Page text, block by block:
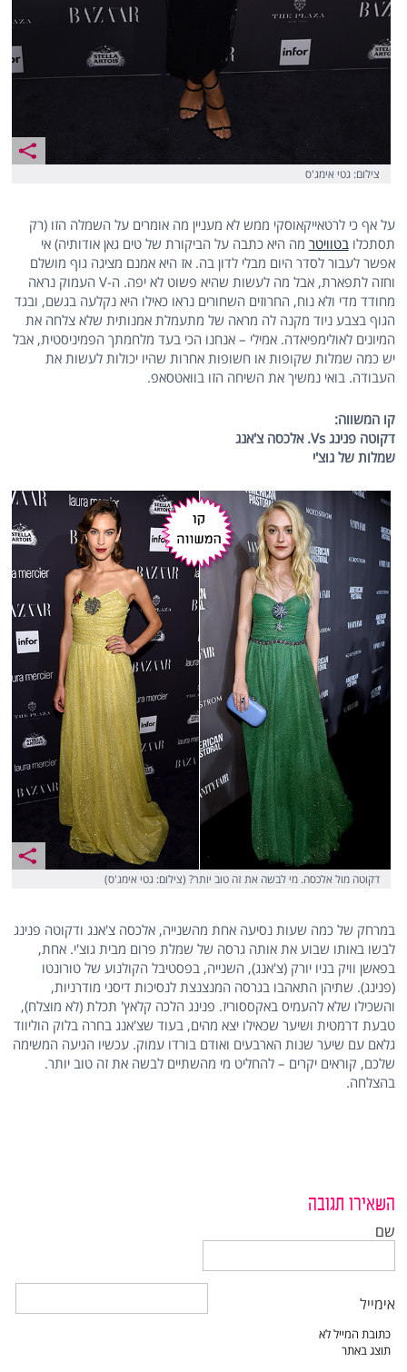
צילום: גטי אימג'ס
על אף כי לרטאייקאוסקי ממש לא מעניין מה אומרים על השמלה הזו (רק
תסתכלובטוויטר מה היא כתבה על הביקורת של טים גאן אודותיה) אי
אפשר לעבור לסדר היום מבלי לדון בה. אז היא אמנם מציגה גוף מושלם
וחזה לתפארת, אבל מה לעשות שהיא פשוט לא יפה. ה-V העמוק נראה
מחודד מדי ולא נוח, החרוזים השחורים נראו כאילו היא נקלעה בגשם, ובגד
הגוף בצבע ניוד מקנה לה מראה של מתעמלת אמנותית שלא צלחה את
המיונים לאולימפיאדה. אמילי – אנחנו הכי בעד מלחמתך הפמיניסטית, אבל
יש כמה שמלות שקופות או חשופות אחרות שהיו יכולות לעשות את
העבודה. בואי נמשיך את השיחה הזו בוואטסאפ.
קו המשווה:
דקוטה פנינגVs. אלכסה צ'אנג
שמלות של גוצ'י
דקוטה מול אלכסה. מי לבשה את זה טוב יותר? (צילום: גטי אימג'ס)
במרחק של כמה שעות נסיעה אחת מהשנייה, אלכסה צ'אנג ודקוטה פנינג
לבשו באותו שבוע את אותה גרסה של שמלת פרום מבית גוצ'י. אחת,
בפאשן וויק בניו יורק (צ'אנג), השנייה, בפסטיבל הקולנוע של טורונטו
(פנינג). שתיהן התאהבו בגרסה המנצנצת לנסיכות דיסני מודרניות,
והשכילו שלא להעמיס באקססוריז. פנינג הלכה קלאץ' תכלת (לא מוצלח),
טבעת דרמטית ושיער שכאילו יצא מהים, בעוד שצ'אנג בחרה בלוק הוליווד
גלאם עם שיער שנות הארבעים ואודם בורדו עמוק. עכשיו הגיעה המשימה
שלכם, קוראים יקרים – להחליט מי מהשתיים לבשה את זה טוב יותר.
בהצלחה.
השאירו תגובה
שם
אימייל